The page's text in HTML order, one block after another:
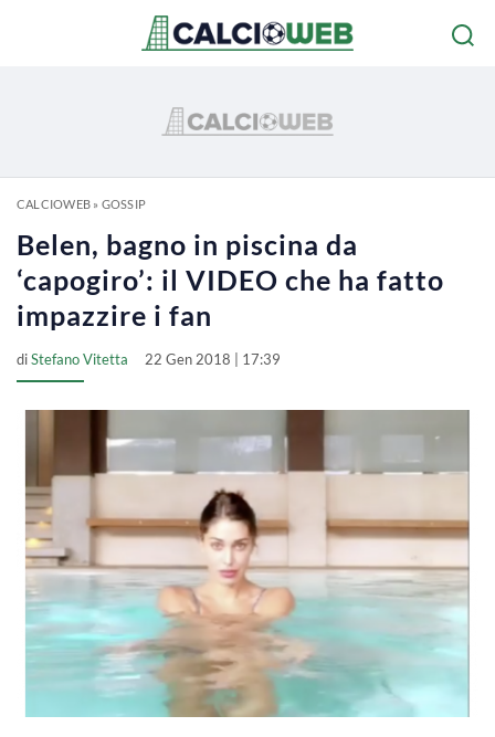
CALCIOWEB» GOSSIP
Belen, bagno in piscina da
‘capogiro’: il VIDEO che ha fatto
impazzire i fan
diStefano Vitetta 22 Gen 2018 | 17:39